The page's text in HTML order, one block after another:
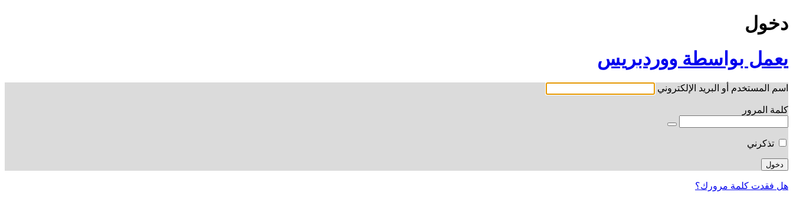
دخول
يعمل بواسطة ووردبريس
اسم المستخدم أو البريد الإلكتروني
كلمة المرور
تذكرني
هل فقدت كلمة مرورك؟